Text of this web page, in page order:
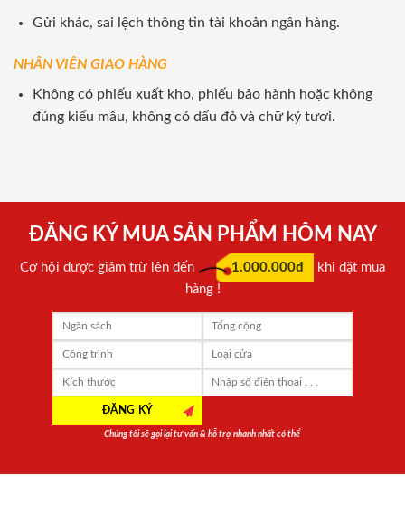
Gửi khác, sai lệch thông tin tài khoản ngân hàng.
NHÂN VIÊN GIAO HÀNG
Không có phiếu xuất kho, phiếu bảo hành hoặc không
đúng kiểu mẫu, không có dấu đỏ và chữ ký tươi.
ĐĂNG KÝ MUA SẢN PHẨM HÔM NAY
Cơ hội được giảm trừ lên đến 1.000.000đ
khi đặt mua
hàng !
Chúng tôi sẽ gọi lại tư vấn & hỗ trợ nhanh nhất có thể